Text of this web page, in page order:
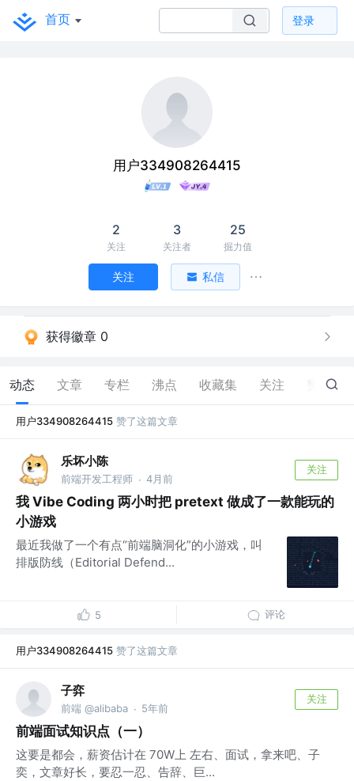
首页 登录
用户334908264415
2
关注
3
关注者
25
掘力值
关注 私信
获得徽章 0
动态 文章 专栏 沸点 收藏集 关注 12
用户334908264415 赞了这篇文章
乐坏小陈
前端开发工程师 · 4月前
关注
我 Vibe Coding 两小时把 pretext 做成了一款能玩的
小游戏
最近我做了一个有点“前端脑洞化”的小游戏，叫
排版防线（Editorial Defend...
5 评论
用户334908264415 赞了这篇文章
子弈
前端 @alibaba · 5年前
关注
前端面试知识点（一）
这要是都会，薪资估计在 70W上 左右、面试，拿来吧、子
奕，文章好长，要忍一忍、告辞、巨...